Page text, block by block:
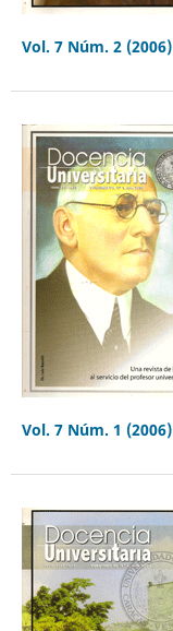
Vol. 7 Núm. 2 (2006)
Vol. 7 Núm. 1 (2006)